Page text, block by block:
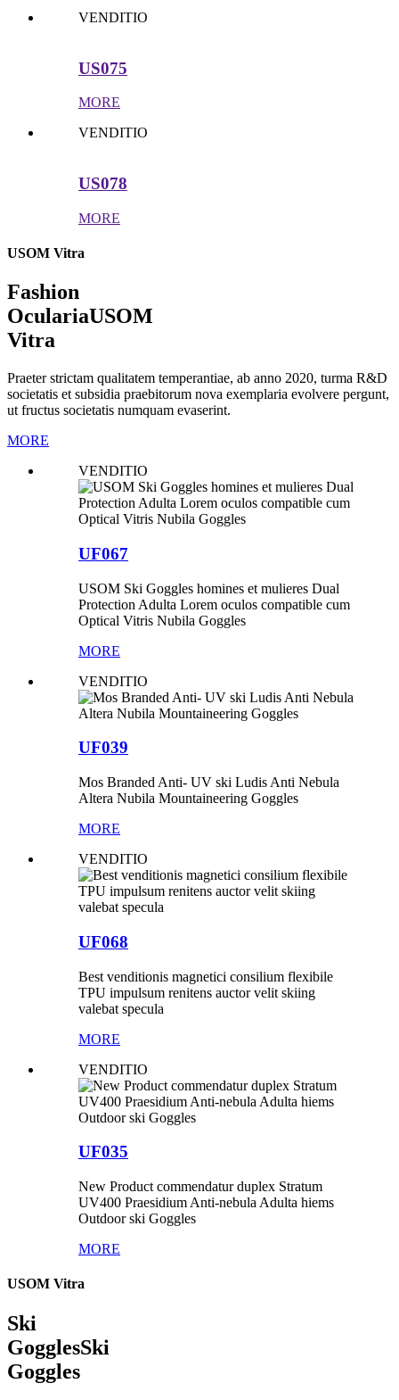
VENDITIO
US075
MORE
VENDITIO
US078
MORE
USOM Vitra
Fashion
OculariaUSOM
Vitra
Praeter strictam qualitatem temperantiae, ab anno 2020, turma R&D
societatis et subsidia praebitorum nova exemplaria evolvere pergunt,
ut fructus societatis numquam evaserint.
MORE
VENDITIO
UF067
USOM Ski Goggles homines et mulieres Dual
Protection Adulta Lorem oculos compatible cum
Optical Vitris Nubila Goggles
MORE
VENDITIO
UF039
Mos Branded Anti- UV ski Ludis Anti Nebula
Altera Nubila Mountaineering Goggles
MORE
VENDITIO
UF068
Best venditionis magnetici consilium flexibile
TPU impulsum renitens auctor velit skiing
valebat specula
MORE
VENDITIO
UF035
New Product commendatur duplex Stratum
UV400 Praesidium Anti-nebula Adulta hiems
Outdoor ski Goggles
MORE
USOM Vitra
Ski
GogglesSki
Goggles